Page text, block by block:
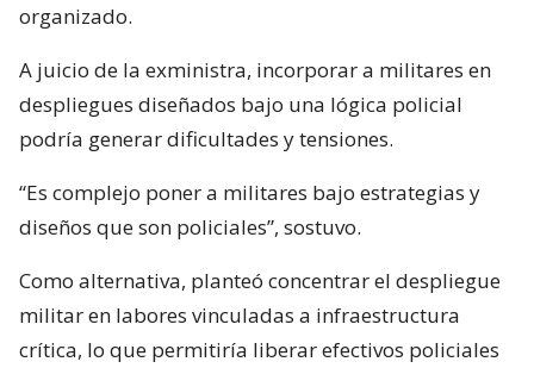
organizado.
A juicio de la exministra, incorporar a militares en
despliegues diseñados bajo una lógica policial
podría generar dificultades y tensiones.
“Es complejo poner a militares bajo estrategias y
diseños que son policiales”, sostuvo.
Como alternativa, planteó concentrar el despliegue
militar en labores vinculadas a infraestructura
crítica, lo que permitiría liberar efectivos policiales